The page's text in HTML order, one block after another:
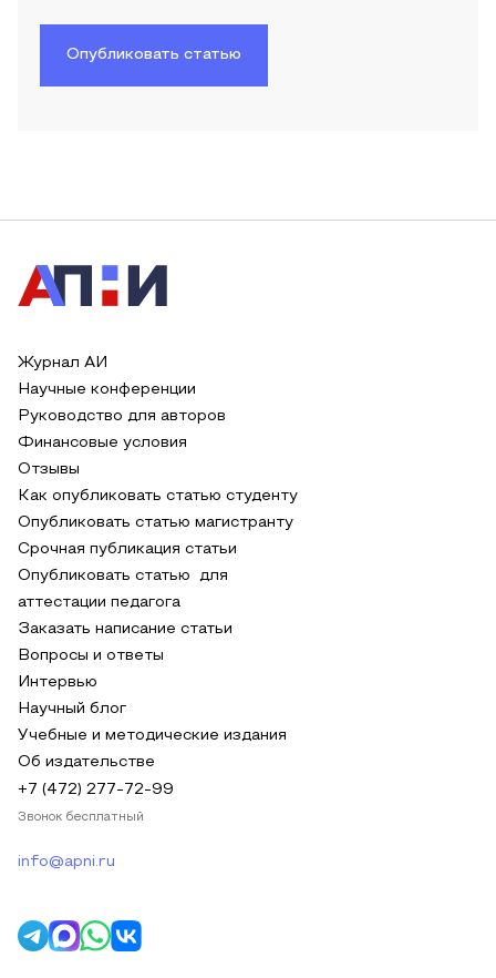
Опубликовать статью
Журнал АИ
Научные конференции
Руководство для авторов
Финансовые условия
Отзывы
Как опубликовать статью студенту
Опубликовать статью магистранту
Срочная публикация статьи
Опубликовать статью для
аттестации педагога
Заказать написание статьи
Вопросы и ответы
Интервью
Научный блог
Учебные и методические издания
Об издательстве
+7 (472) 277-72-99
Звонок бесплатный
info@apni.ru